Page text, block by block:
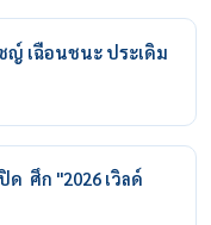
เฉือนชนะ ประเดิม
ด ศึก "2026 เวิลด์